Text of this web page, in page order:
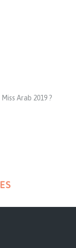
Arab 2019 ?